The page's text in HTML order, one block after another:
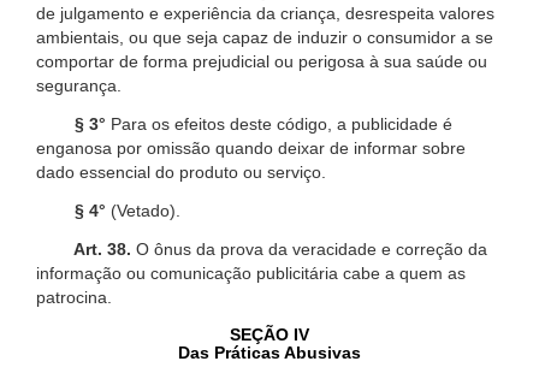
de julgamento e experiência da criança, desrespeita valores
ambientais, ou que seja capaz de induzir o consumidor a se
comportar de forma prejudicial ou perigosa à sua saúde ou
segurança.
§ 3° Para os efeitos deste código, a publicidade é
enganosa por omissão quando deixar de informar sobre
dado essencial do produto ou serviço.
§ 4° (Vetado).
Art. 38. O ônus da prova da veracidade e correção da
informação ou comunicação publicitária cabe a quem as
patrocina.
SEÇÃO IV
Das Práticas Abusivas